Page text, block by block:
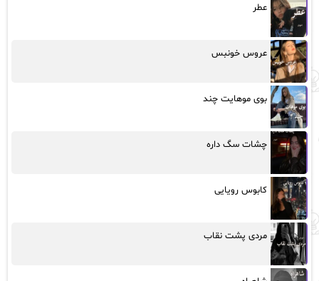
عطر
عروس خونبس
بوی موهایت چند
چشات سگ داره
کابوس رویایی
مردی پشت نقاب